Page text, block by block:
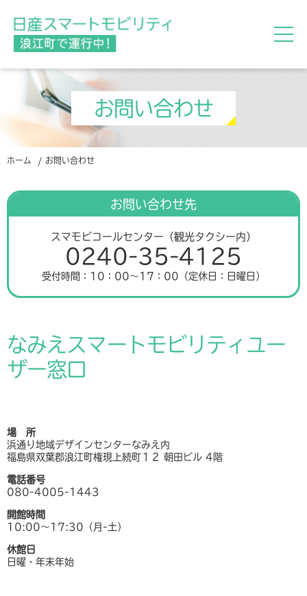
お問い合わせ
ホーム お問い合わせ
お問い合わせ先
スマモビコールセンター（観光タクシー内）
0240-35-4125
受付時間：10：00～17：00（定休日：日曜日）
なみえスマートモビリティユー
ザー窓口
場 所
浜通り地域デザインセンターなみえ内
福島県双葉郡浪江町権現上続町１２ 朝田ビル 4階
電話番号
080-4005-1443
開館時間
10:00〜17:30（月-土）
休館日
日曜・年末年始